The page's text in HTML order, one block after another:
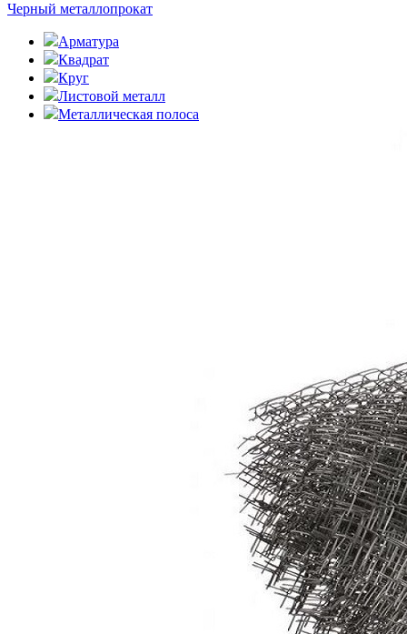
Черный металлопрокат
Арматура
Квадрат
Круг
Листовой металл
Металлическая полоса